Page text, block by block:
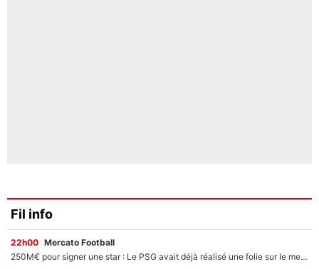
Fil info
22h00 Mercato Football
250M€ pour signer une star : Le PSG avait déjà réalisé une folie sur le mercato bien avant Neymar !